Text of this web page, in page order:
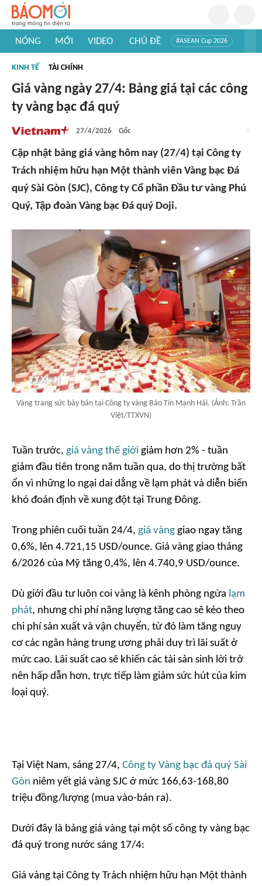
NÓNG MỚI VIDEO CHỦ ĐỀ #ASEAN Cup 2026
#Khám phá thế giới
KINH TẾ TÀI CHÍNH
Giá vàng ngày 27/4: Bảng giá tại các công
ty vàng bạc đá quý
27/4/2026 Gốc
Cập nhật bảng giá vàng hôm nay (27/4) tại Công ty
Trách nhiệm hữu hạn Một thành viên Vàng bạc Đá
quý Sài Gòn (SJC), Công ty Cổ phần Đầu tư vàng Phú
Quý, Tập đoàn Vàng bạc Đá quý Doji.
Vàng trang sức bày bán tại Công ty vàng Bảo Tín Mạnh Hải. (Ảnh: Trần
Việt/TTXVN)
Tuần trước, giá vàng thế giới giảm hơn 2% - tuần
giảm đầu tiên trong năm tuần qua, do thị trường bất
ổn vì những lo ngại dai dẳng về lạm phát và diễn biến
khó đoán định về xung đột tại Trung Đông.
Trong phiên cuối tuần 24/4, giá vàng giao ngay tăng
0,6%, lên 4.721,15 USD/ounce. Giá vàng giao tháng
6/2026 của Mỹ tăng 0,4%, lên 4.740,9 USD/ounce.
Dù giới đầu tư luôn coi vàng là kênh phòng ngừa lạm
phát, nhưng chi phí năng lượng tăng cao sẽ kéo theo
chi phí sản xuất và vận chuyển, từ đó làm tăng nguy
cơ các ngân hàng trung ương phải duy trì lãi suất ở
mức cao. Lãi suất cao sẽ khiến các tài sản sinh lời trở
nên hấp dẫn hơn, trực tiếp làm giảm sức hút của kim
loại quý.
Tại Việt Nam, sáng 27/4, Công ty Vàng bạc đá quý Sài
Gòn niêm yết giá vàng SJC ở mức 166,63-168,80
triệu đồng/lượng (mua vào-bán ra).
Dưới đây là bảng giá vàng tại một số công ty vàng bạc
đá quý trong nước sáng 17/4:
Giá vàng tại Công ty Trách nhiệm hữu hạn Một thành